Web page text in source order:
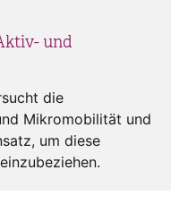
und
die
Mikromobilität und
um diese